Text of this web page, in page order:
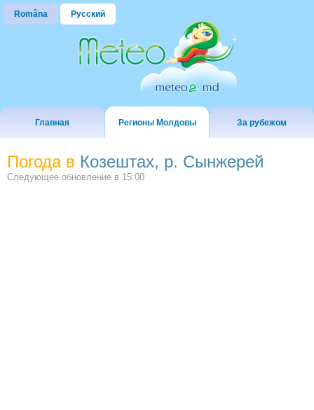
Româna Русский
Главная Регионы Молдовы За рубежом
Погода в Козештах, р. Сынжерей
Следующее обновление в 15:00